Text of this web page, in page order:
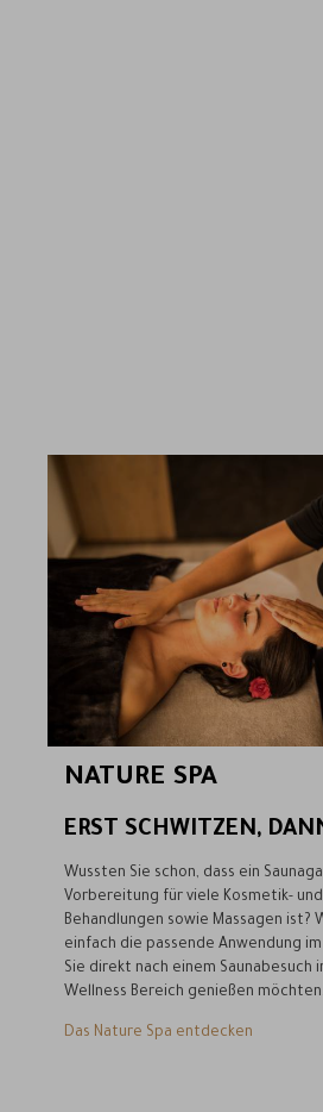
NATURE SPA
ERST SCHWITZEN,
Wussten Sie schon, dass ein
Vorbereitung für viele Kosmetik-
Behandlungen sowie Massagen ist?
einfach die passende Anwendung
Sie direkt nach einem Saunabesuch
Wellness Bereich genießen möchten.
Das Nature Spa entdecken